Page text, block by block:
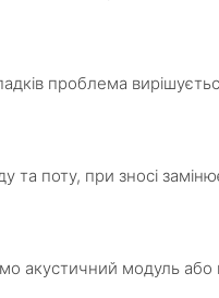
проблема
та поту, при зносі
акустичний модуль або